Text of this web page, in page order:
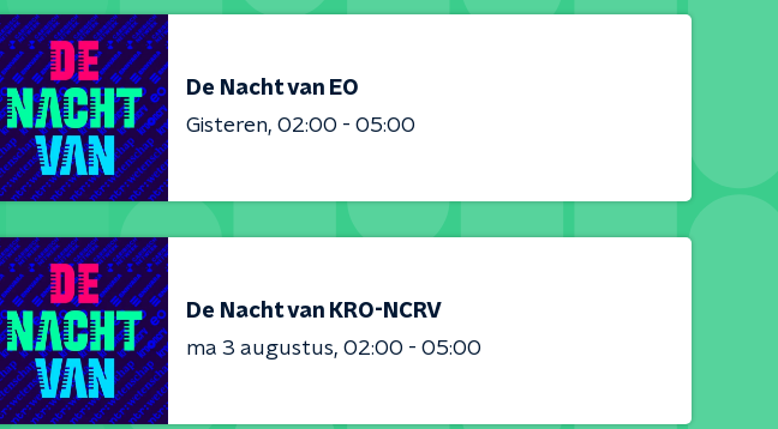
De Nacht van EO
Gisteren 02:00 - 05:00
De Nacht van KRO-NCRV
ma 3 augustus 02:00 - 05:00